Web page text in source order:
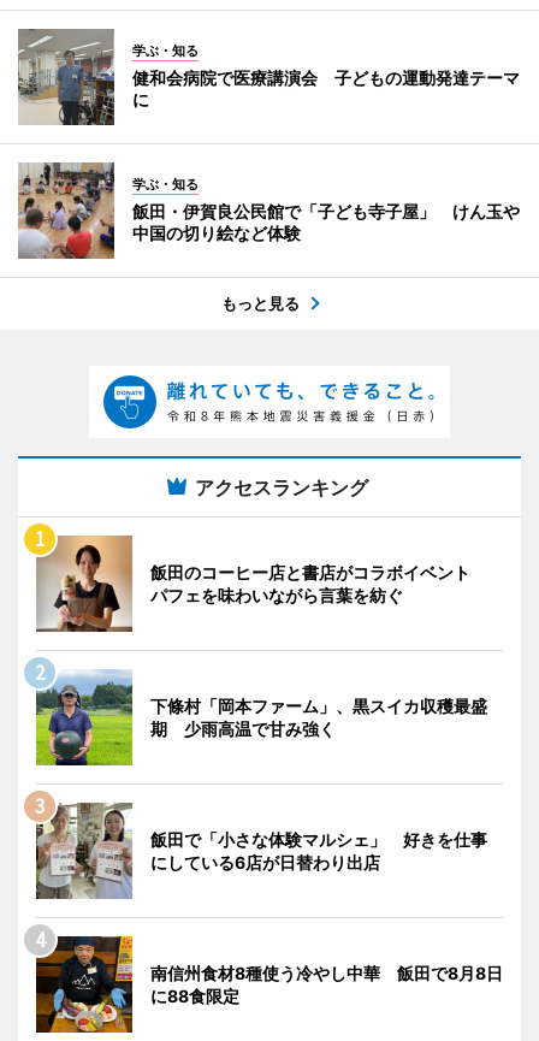
学ぶ・知る
健和会病院で医療講演会 子どもの運動発達テーマ
に
学ぶ・知る
飯田・伊賀良公民館で「子ども寺子屋」 けん玉や
中国の切り絵など体験
もっと見る
アクセスランキング
飯田のコーヒー店と書店がコラボイベント
パフェを味わいながら言葉を紡ぐ
下條村「岡本ファーム」、黒スイカ収穫最盛
期 少雨高温で甘み強く
飯田で「小さな体験マルシェ」 好きを仕事
にしている6店が日替わり出店
南信州食材8種使う冷やし中華 飯田で8月8日
に88食限定